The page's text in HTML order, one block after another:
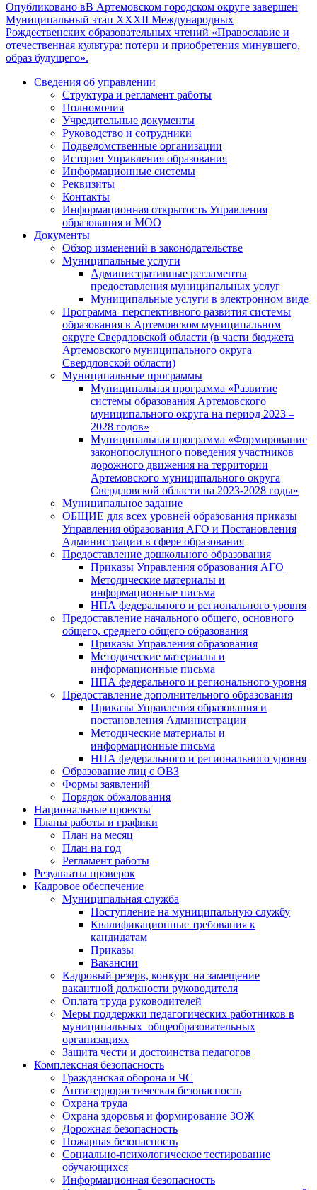
Опубликовано вВ Артемовском городском округе завершен
Муниципальный этап XXХII Международных
Рождественских образовательных чтений «Православие и
отечественная культура: потери и приобретения минувшего,
образ будущего».
Сведения об управлении
Структура и регламент работы
Полномочия
Учредительные документы
Руководство и сотрудники
Подведомственные организации
История Управления образования
Информационные системы
Реквизиты
Контакты
Информационная открытость Управления
образования и МОО
Документы
Обзор изменений в законодательстве
Муниципальные услуги
Административные регламенты
предоставления муниципальных услуг
Муниципальные услуги в электронном виде
Программа перспективного развития системы
образования в Артемовском муниципальном
округе Свердловской области (в части бюджета
Артемовского муниципального округа
Свердловской области)
Муниципальные программы
Муниципальная программа «Развитие
системы образования Артемовского
муниципального округа на период 2023 –
2028 годов»
Муниципальная программа «Формирование
законопослушного поведения участников
дорожного движения на территории
Артемовского муниципального округа
Свердловской области на 2023-2028 годы»
Муниципальное задание
ОБЩИЕ для всех уровней образования приказы
Управления образования АГО и Постановления
Администрации в сфере образования
Предоставление дошкольного образования
Приказы Управления образования АГО
Методические материалы и
информационные письма
НПА федерального и регионального уровня
Предоставление начального общего, основного
общего, среднего общего образования
Приказы Управления образования
Методические материалы и
информационные письма
НПА федерального и регионального уровня
Предоставление дополнительного образования
Приказы Управления образования и
постановления Администрации
Методические материалы и
информационные письма
НПА федерального и регионального уровня
Образование лиц с ОВЗ
Формы заявлений
Порядок обжалования
Национальные проекты
Планы работы и графики
План на месяц
План на год
Регламент работы
Результаты проверок
Кадровое обеспечение
Муниципальная служба
Поступление на муниципальную службу
Квалификационные требования к
кандидатам
Приказы
Вакансии
Кадровый резерв, конкурс на замещение
вакантной должности руководителя
Оплата труда руководителей
Меры поддержки педагогических работников в
муниципальных общеобразовательных
организациях
Защита чести и достоинства педагогов
Комплексная безопасность
Гражданская оборона и ЧС
Антитеррористическая безопасность
Охрана труда
Охрана здоровья и формирование ЗОЖ
Дорожная безопасность
Пожарная безопасность
Социально-психологическое тестирование
обучающихся
Информационная безопасность